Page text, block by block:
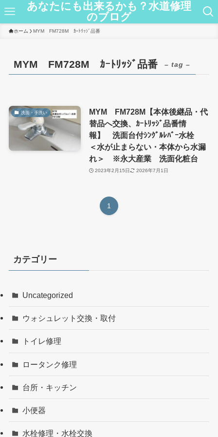
あなたにも出来るかも？水道修理
のブログ
ホーム MYM FM728M ｶｰﾄﾘｯｼﾞ品番
MYM FM728M ｶｰﾄﾘｯｼﾞ品番 – tag –
洗面・手洗い
MYM FM728M【本体後継品・代
替品へ交換、ｶｰﾄﾘｯｼﾞ品番情
報】 洗面台付ｼﾝｸﾞﾙﾚﾊﾞｰ水栓
＜水が止まらない・本体から水漏
れ＞ ※永大産業 洗面化粧台
2023年2月15日 2026年7月1日
1
カテゴリー
Uncategorized
ウォシュレット交換・取付
トイレ修理
ロータンク修理
台所・キッチン
小便器
水栓修理・水栓交換